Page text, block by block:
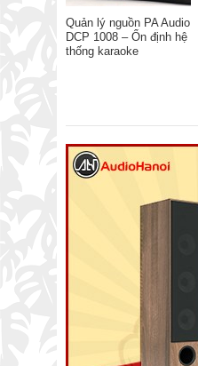
Quản lý nguồn PA Audio
DCP 1008 – Ổn định hệ
thống karaoke